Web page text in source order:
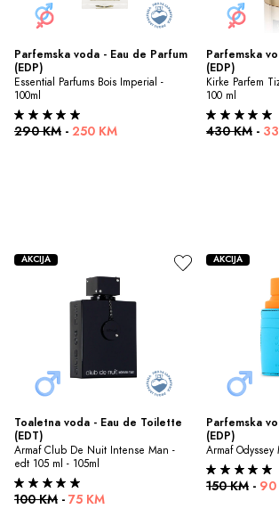
Parfemska voda - Eau de Parfum
(EDP)
Essential Parfums Bois Imperial -
100ml
290 KM - 250 KM
Parfemska
(EDP)
Kirke Parfem
100 ml
430 KM -
Toaletna voda - Eau de Toilette
(EDT)
Armaf Club De Nuit Intense Man -
edt 105 ml - 105ml
100 KM - 75 KM
AKCIJA
Parfemska
(EDP)
Armaf Odyssey
150 KM - 90
AKCIJA